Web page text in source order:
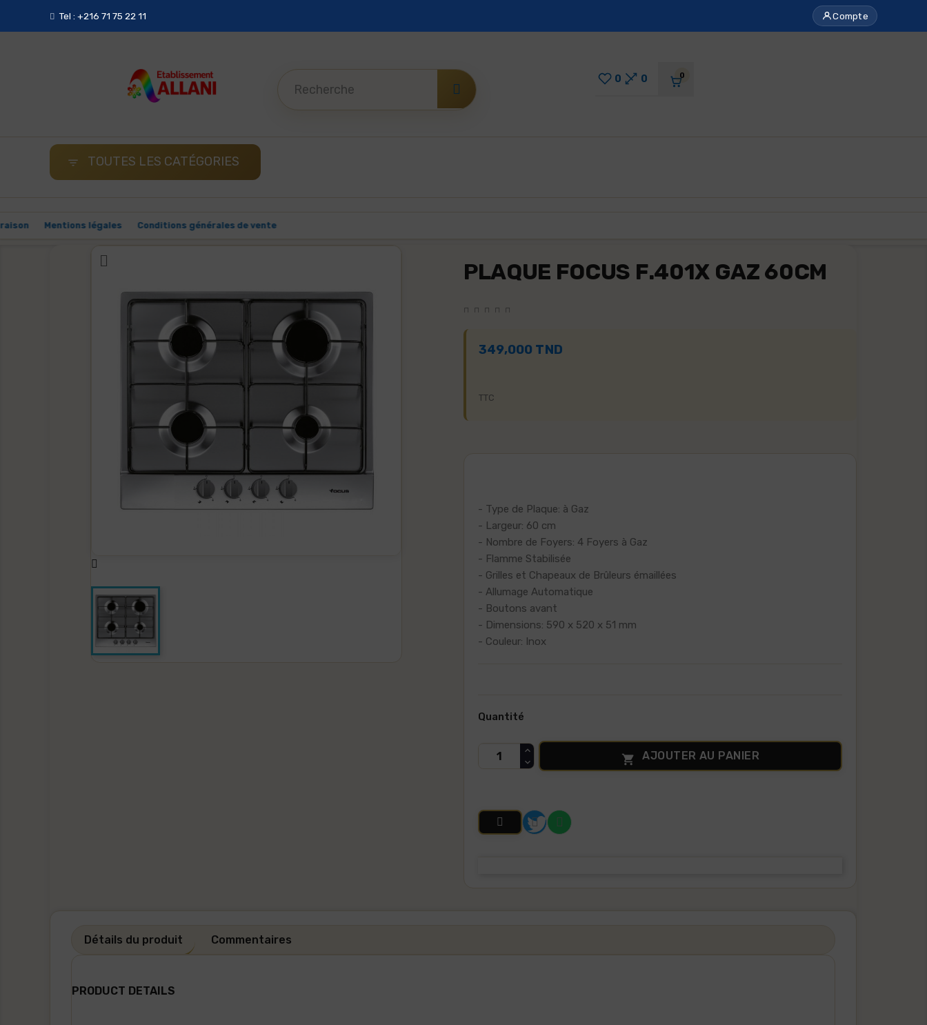
Tel : +216 71 75 22 11 Compte
0 0 0
 TOUTES LES CATÉGORIES
Livraison Mentions légales Conditions générales de vente
PLAQUE FOCUS F.401X GAZ 60CM
349,000 TND
TTC
- Type de Plaque: à Gaz
- Largeur: 60 cm
- Nombre de Foyers: 4 Foyers à Gaz
- Flamme Stabilisée
- Grilles et Chapeaux de Brûleurs émaillées
- Allumage Automatique
- Boutons avant
- Dimensions: 590 x 520 x 51 mm
- Couleur: Inox
Quantité
 AJOUTER AU PANIER
Détails du produit Commentaires
PRODUCT DETAILS